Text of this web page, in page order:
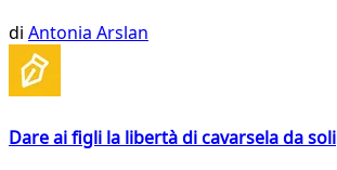
di Antonia Arslan
Dare ai figli la libertà di cavarsela da soli